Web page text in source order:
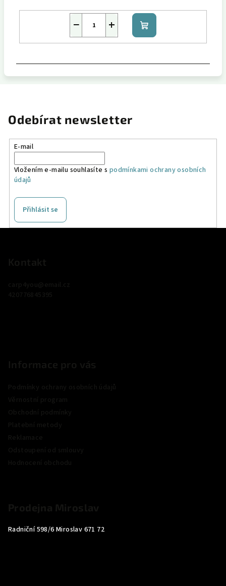
+
− Do
košíku
Odebírat newsletter
E-mail
Vložením e-mailu souhlasíte s podmínkami ochrany osobních
údajů
Přihlásit se
Radniční 598/6 Miroslav 671 72